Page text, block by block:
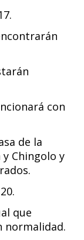
con
de la
Chingolo y
que
normalidad.